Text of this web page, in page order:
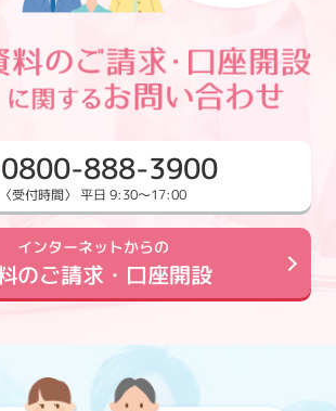
0800-888-3900
〈受付時間〉 平日 9:30～17:00
インターネットからの
のご請求・口座開設